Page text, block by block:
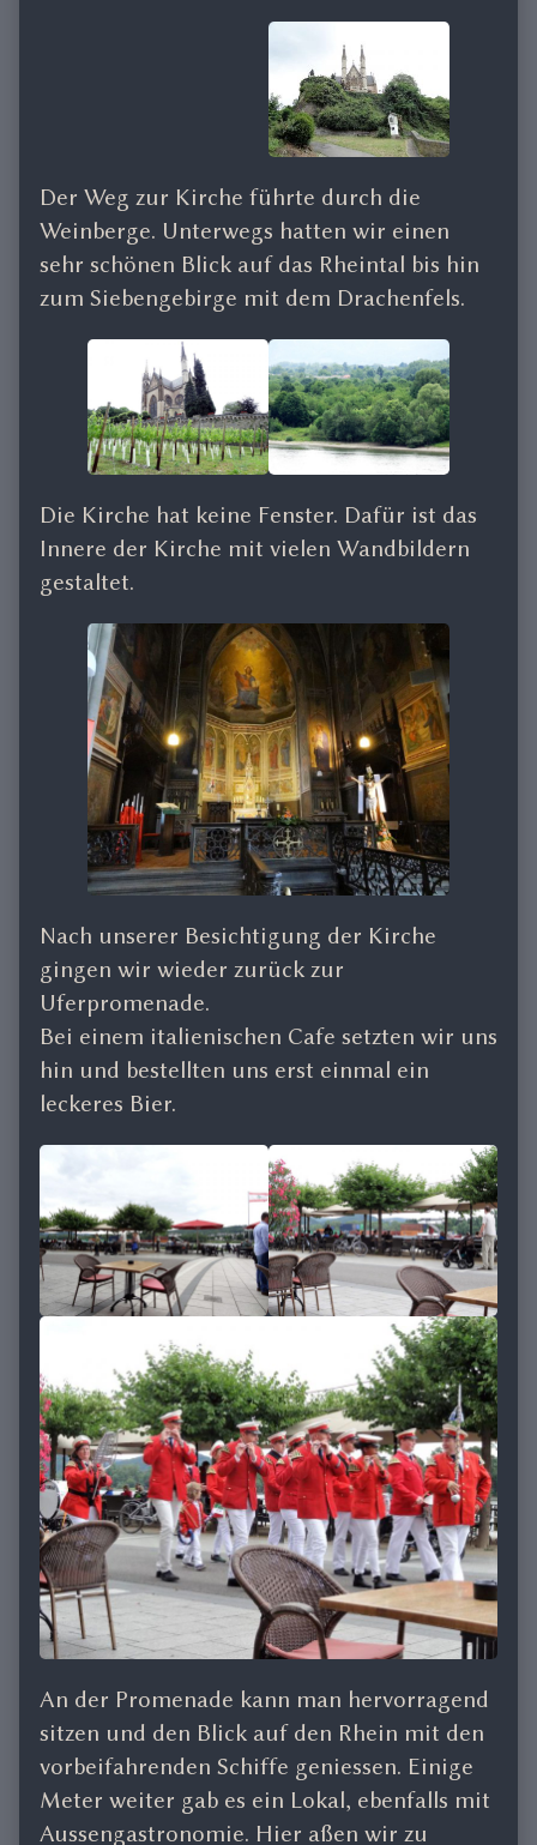
Der Weg zur Kirche führte durch die
Weinberge. Unterwegs hatten wir einen
sehr schönen Blick auf das Rheintal bis hin
zum Siebengebirge mit dem Drachenfels.
Die Kirche hat keine Fenster. Dafür ist das
Innere der Kirche mit vielen Wandbildern
gestaltet.
Nach unserer Besichtigung der Kirche
gingen wir wieder zurück zur
Uferpromenade.
Bei einem italienischen Cafe setzten wir uns
hin und bestellten uns erst einmal ein
leckeres Bier.
An der Promenade kann man hervorragend
sitzen und den Blick auf den Rhein mit den
vorbeifahrenden Schiffe geniessen. Einige
Meter weiter gab es ein Lokal, ebenfalls mit
Aussengastronomie. Hier aßen wir zu